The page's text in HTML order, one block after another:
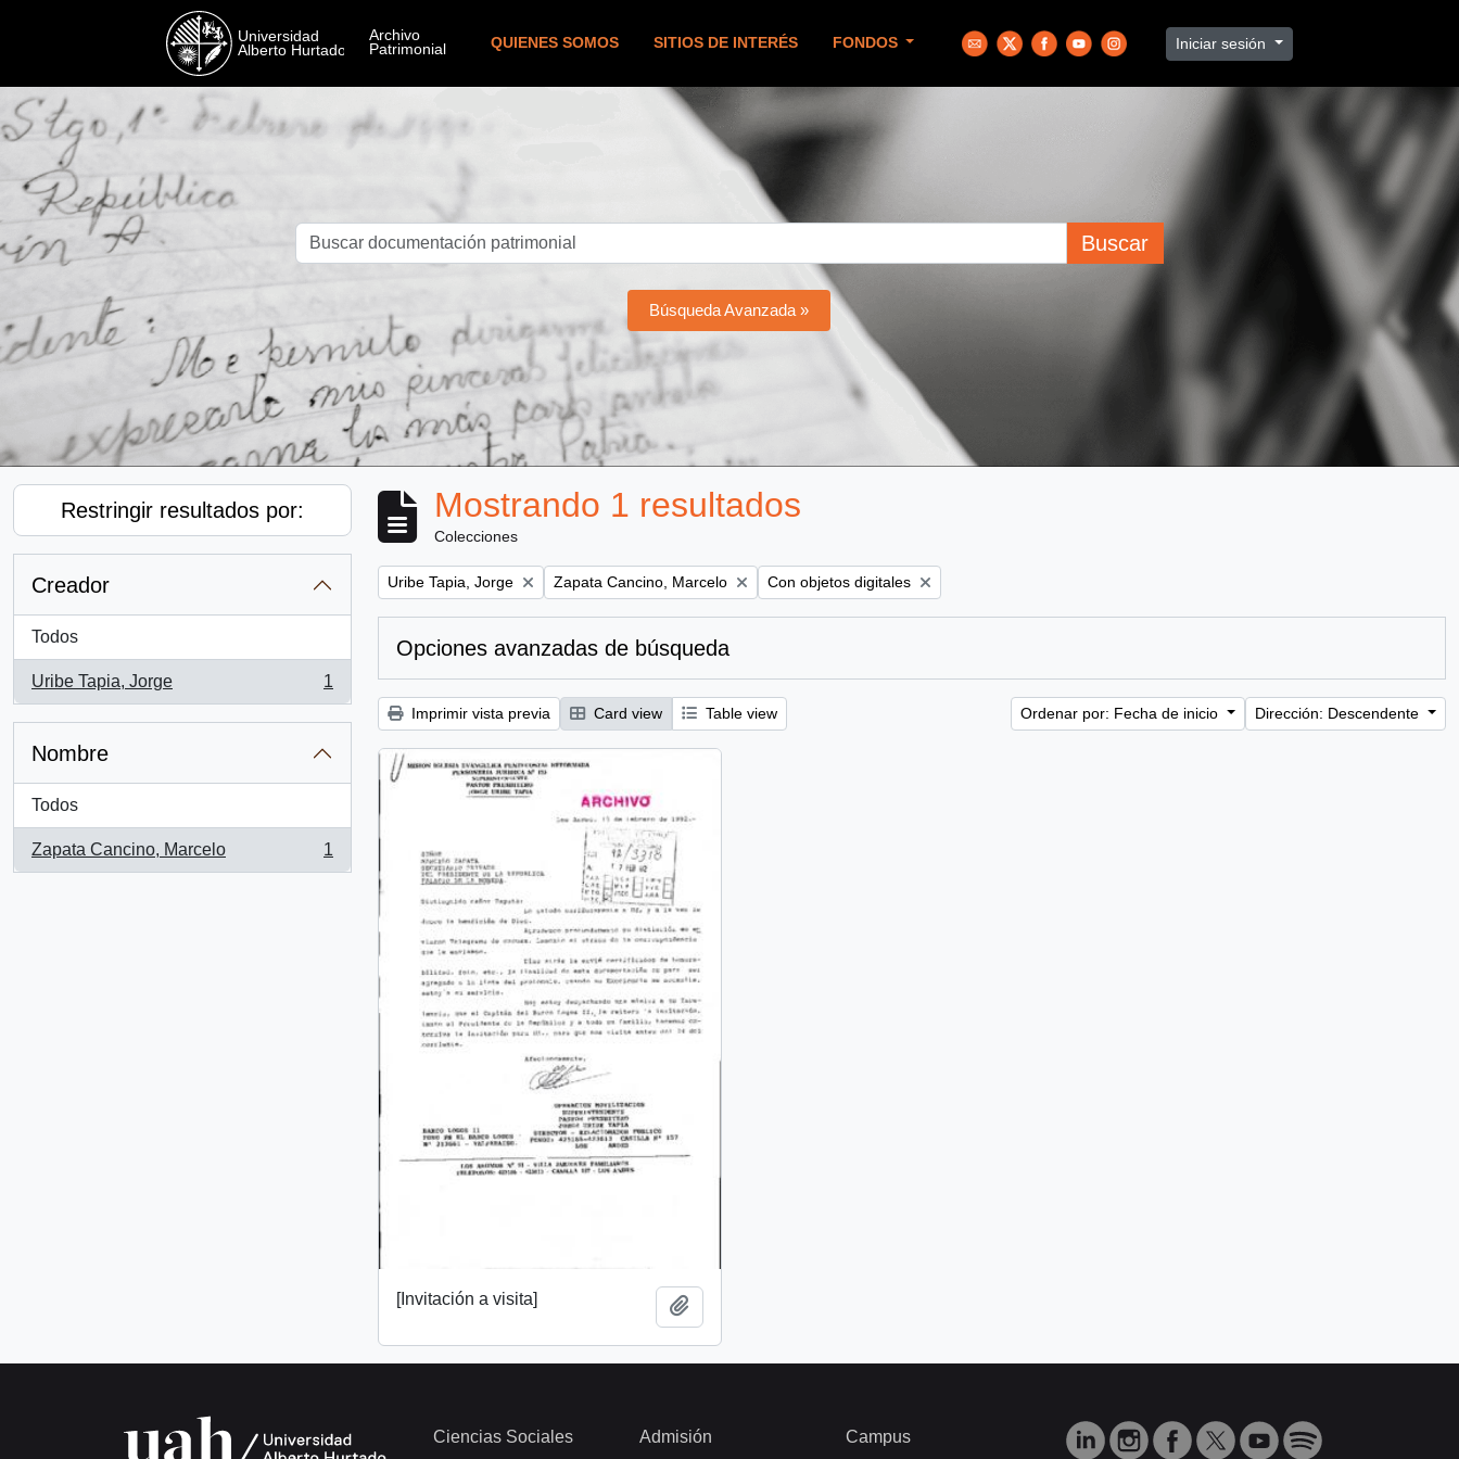
QUIENES SOMOS SITIOS DE INTERÉS FONDOS Iniciar sesión
Buscar
Búsqueda Avanzada »
Restringir resultados por:
Creador
Todos
Uribe Tapia, Jorge
, 1 resultados
1
Nombre
Todos
Zapata Cancino, Marcelo
, 1 resultados
1
Mostrando 1 resultados
Colecciones
Remove filter:
Uribe Tapia, Jorge Remove filter:
Zapata Cancino, Marcelo Remove filter:
Con objetos digitales
Opciones avanzadas de búsqueda
Imprimir vista previa Card view Table view Ordenar por: Fecha de inicio Dirección: Descendente
[Invitación a visita]
Ciencias Sociales Admisión Campus